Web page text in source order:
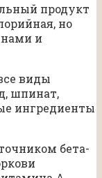
продукт
но
и
виды
шпинат,
ингредиенты
бета-